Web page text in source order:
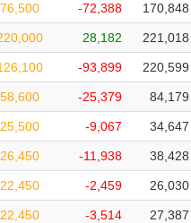
76,500 -72,388 170,848
28,182 221,018
-93,899 220,599
58,600 -25,379 84,179
25,500 -9,067 34,647
26,450 -11,938 38,428
22,450 -2,459 26,030
22,450 -3,514 27,387